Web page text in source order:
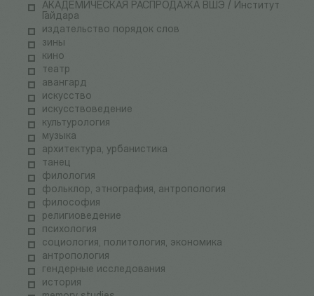
АКАДЕМИЧЕСКАЯ РАСПРОДАЖА ВШЭ / Институт
Гайдара
издательство порядок слов
зины
кино
театр
авангард
искусство
искусствоведение
культурология
музыка
архитектура, урбанистика
танец
филология
фольклор, этнография, антропология
философия
религиоведение
психология
социология, политология, экономика
антропология
гендерные исследования
история